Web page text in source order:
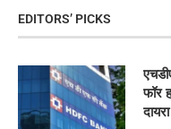
EDITORS’ PICKS
फॉर